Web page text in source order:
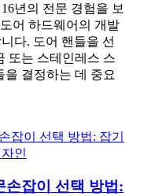
년의 전문 경험을 보
어 하드웨어의 개발
다. 도어 핸들을 선
또는 스테인레스 스
을 결정하는 데 중요
손잡이 선택 방법: